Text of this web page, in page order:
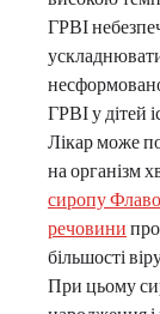
ГРВІ
ГРВІ у дітей
Лікар може
на організм
сиропу
речовини
більшості
При цьому